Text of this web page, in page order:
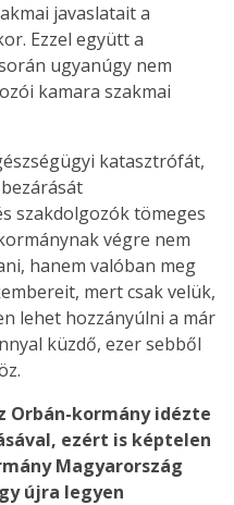
javaslatait a
Ezzel együtt a
ugyanúgy nem
kamara szakmai
katasztrófát,
szakdolgozók tömeges
végre nem
hanem valóban meg
mert csak velük,
lehet hozzányúlni a már
küzdő, ezer sebből
Orbán-kormány idézte
ezért is képtelen
Magyarország
újra legyen